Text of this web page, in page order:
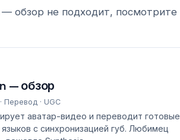
— обзор не подходит, посмотрите
— обзор
Перевод · UGC
аватар-видео и переводит готовые
с синхронизацией губ. Любимец